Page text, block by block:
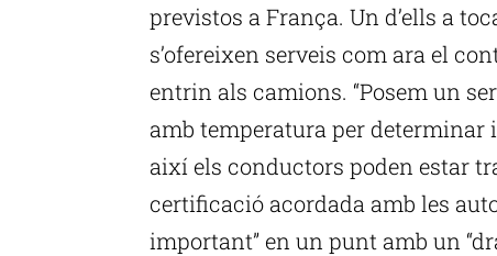
previstos a França. Un d’ells a
s’ofereixen serveis com ara el
entrin als camions. “Posem un
amb temperatura per
així els conductors poden estar
certificació acordada amb les
important” en un punt amb un